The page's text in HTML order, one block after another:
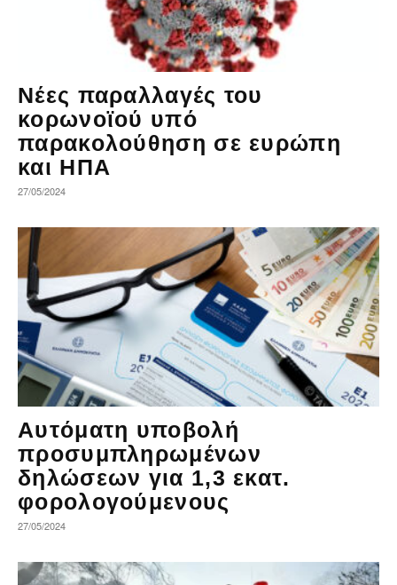
Νέες παραλλαγές του
κορωνοϊού υπό
παρακολούθηση σε ευρώπη
και ΗΠΑ
27/05/2024
Αυτόματη υποβολή
προσυμπληρωμένων
δηλώσεων για 1,3 εκατ.
φορολογούμενους
27/05/2024